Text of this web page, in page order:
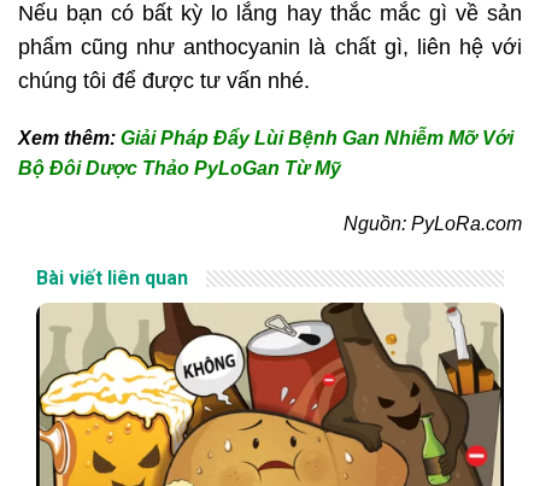
Nếu bạn có bất kỳ lo lắng hay thắc mắc gì về sản
phẩm cũng như anthocyanin là chất gì, liên hệ với
chúng tôi để được tư vấn nhé.
Xem thêm: Giải Pháp Đẩy Lùi Bệnh Gan Nhiễm Mỡ Với
Bộ Đôi Dược Thảo PyLoGan Từ Mỹ
Nguồn: PyLoRa.com
Bài viết liên quan